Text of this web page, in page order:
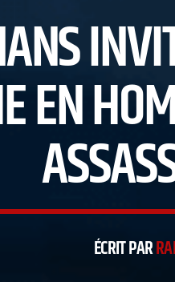
EN
ÉCRIT PAR